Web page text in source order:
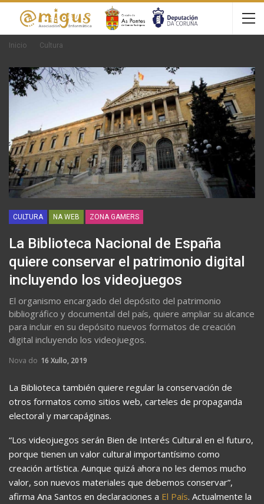
Inicio Cultura
CULTURA NA WEB ZONA GAMERS
La Biblioteca Nacional de España
quiere conservar el patrimonio digital
incluyendo los videojuegos
El organismo encargado del depósito del patrimonio
bibliográfico y documental del país, quiere ampliar su alcance
para incluir en su depósito nuevos formatos de creación
digital incluyendo los videojuegos.
Nova do 16 Xullo, 2019
La Biblioteca también quiere regular la conservación de
otros formatos como sitios web, carteles de propaganda
electoral y marcapáginas.
“Los videojuegos serán Bien de Interés Cultural en el futuro,
porque tienen un valor cultural importantísimo como
creación artística. Aunque quizá ahora no les demos mucho
valor, son nuevos materiales que debemos conservar”,
afirma Ana Santos en declaraciones a El País. Actualmente la